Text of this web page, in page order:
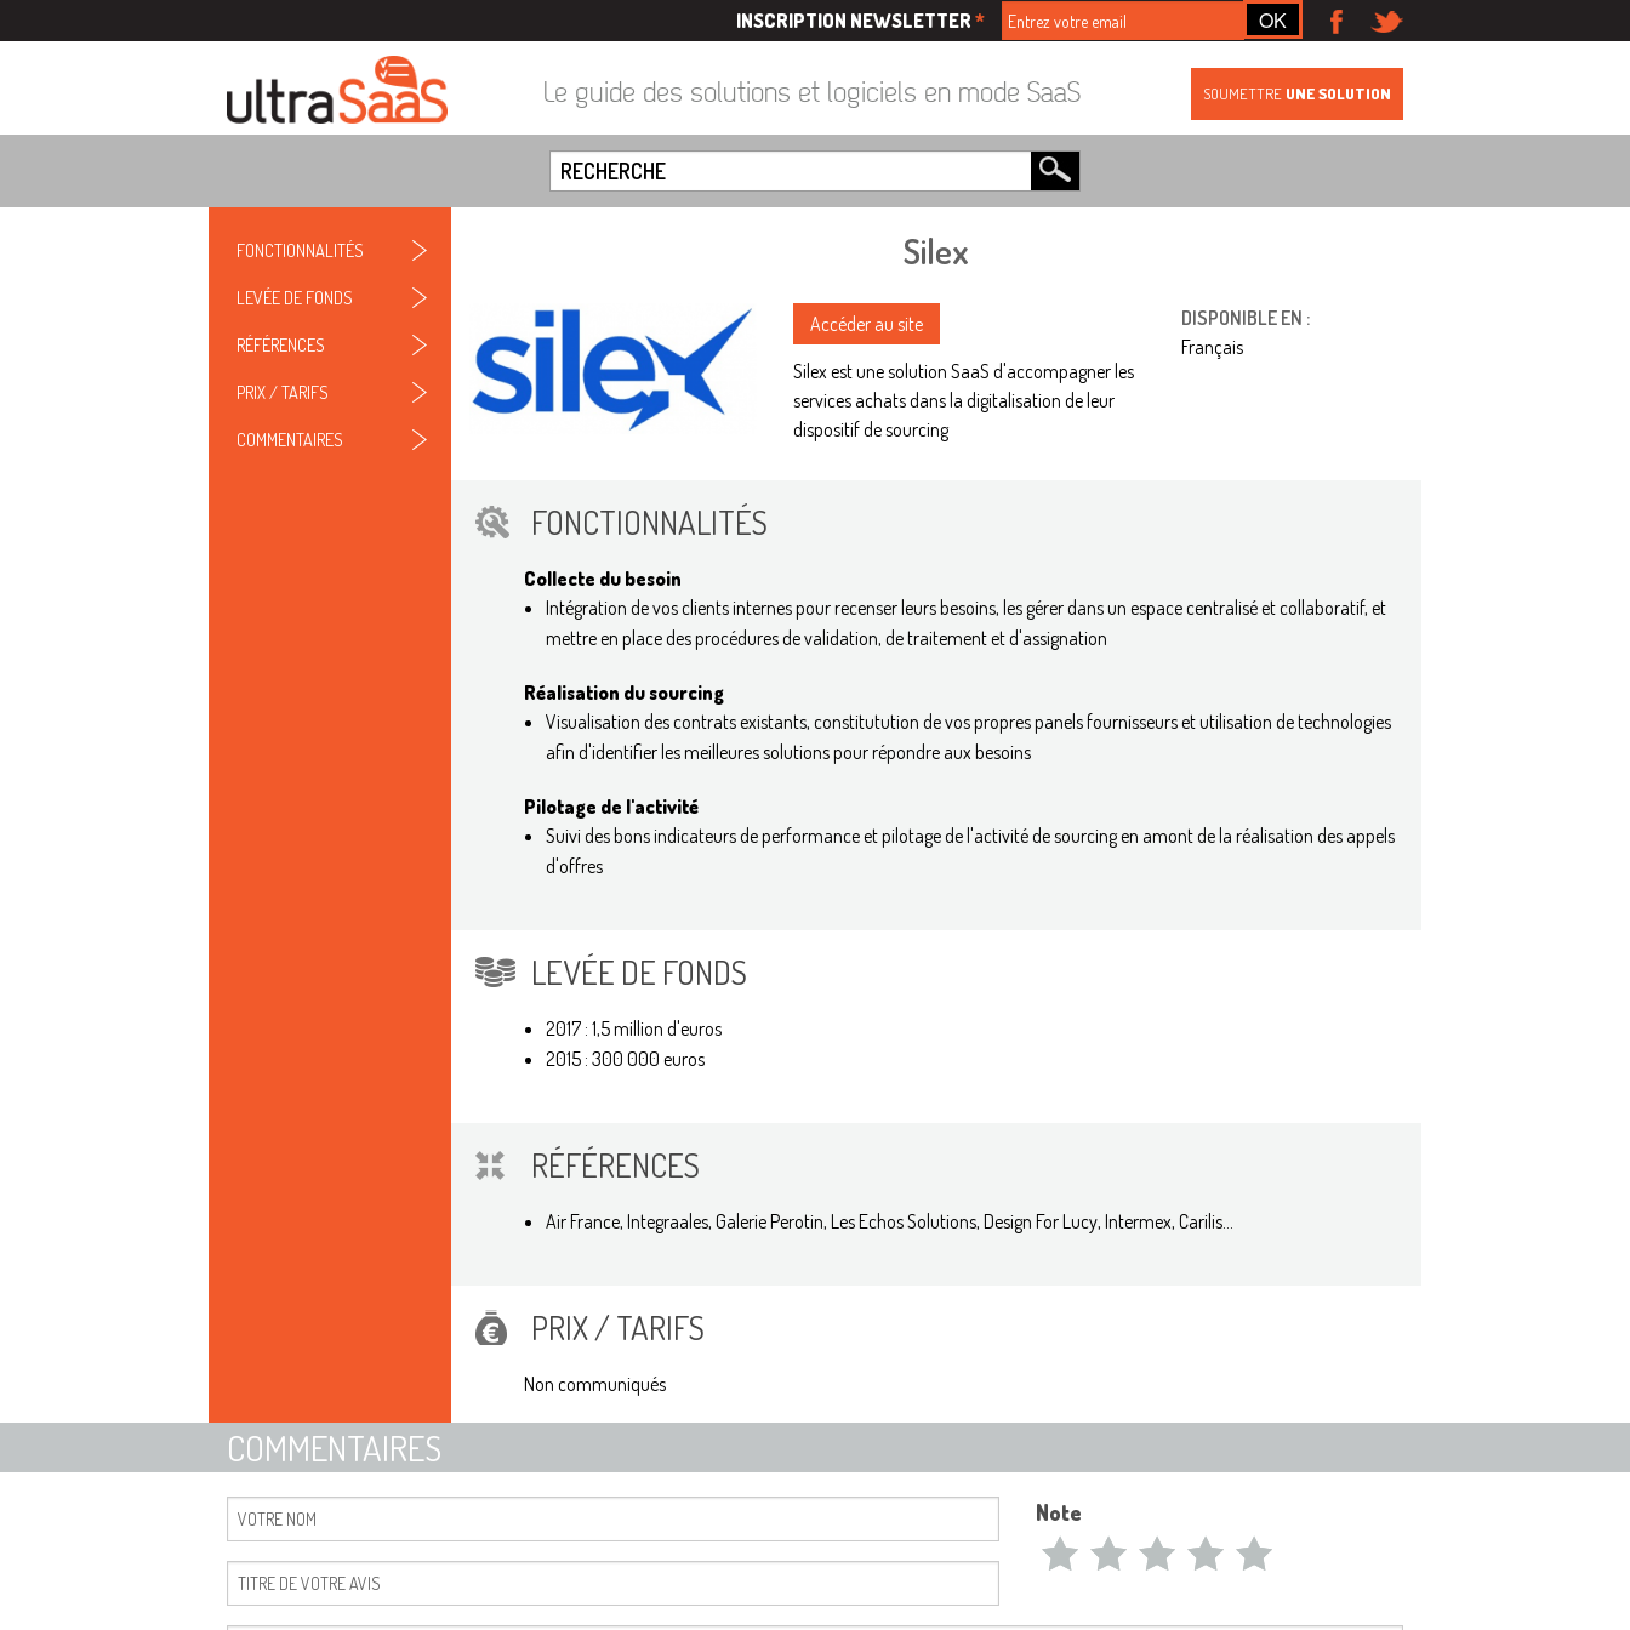
INSCRIPTION NEWSLETTER*
Le guide des solutions et logiciels en mode SaaS SOUMETTRE UNE SOLUTION
FONCTIONNALITÉS
LEVÉE DE FONDS
RÉFÉRENCES
PRIX / TARIFS
COMMENTAIRES
Silex
Accéder au site
Silex est une solution SaaS d'accompagner les
services achats dans la digitalisation de leur
dispositif de sourcing
DISPONIBLE EN :
Français
FONCTIONNALITÉS
Collecte du besoin
Intégration de vos clients internes pour recenser leurs besoins, les gérer dans un espace centralisé et collaboratif, et
mettre en place des procédures de validation, de traitement et d'assignation
Réalisation du sourcing
Visualisation des contrats existants, constitutution de vos propres panels fournisseurs et utilisation de technologies
afin d'identifier les meilleures solutions pour répondre aux besoins
Pilotage de l'activité
Suivi des bons indicateurs de performance et pilotage de l'activité de sourcing en amont de la réalisation des appels
d'offres
LEVÉE DE FONDS
2017 : 1,5 million d'euros
2015 : 300 000 euros
RÉFÉRENCES
Air France, Integraales, Galerie Perotin, Les Echos Solutions, Design For Lucy, Intermex, Carilis...
PRIX / TARIFS
Non communiqués
COMMENTAIRES
Note